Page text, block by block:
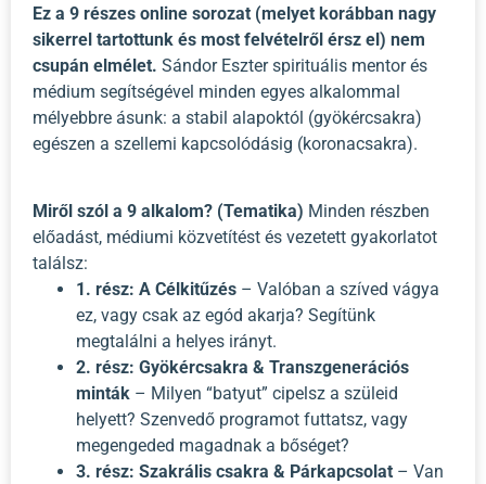
Ez a 9 részes online sorozat (melyet korábban nagy
sikerrel tartottunk és most felvételről érsz el) nem
csupán elmélet. Sándor Eszter spirituális mentor és
médium segítségével minden egyes alkalommal
mélyebbre ásunk: a stabil alapoktól (gyökércsakra)
egészen a szellemi kapcsolódásig (koronacsakra).
Miről szól a 9 alkalom? (Tematika) Minden részben
előadást, médiumi közvetítést és vezetett gyakorlatot
találsz:
1. rész: A Célkitűzés – Valóban a szíved vágya
ez, vagy csak az egód akarja? Segítünk
megtalálni a helyes irányt.
2. rész: Gyökércsakra & Transzgenerációs
minták – Milyen “batyut” cipelsz a szüleid
helyett? Szenvedő programot futtatsz, vagy
megengeded magadnak a bőséget?
3. rész: Szakrális csakra & Párkapcsolat – Van